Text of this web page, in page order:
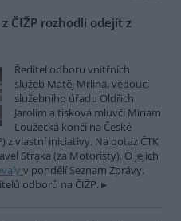
ČIŽP rozhodli odejít z
Ředitel odboru vnitřních
služeb Matěj Mrlina, vedoucí
služebního úřadu Oldřich
Jarolím a tisková mluvčí Miriam
Loužecká končí na České
z vlastní iniciativy. Na dotaz ČTK
Straka (za Motoristy). O jejich
v pondělí Seznam Zprávy.
odborů na ČIŽP.